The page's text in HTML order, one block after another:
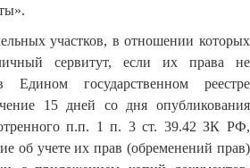
участков, в отношении которых
сервитут, если их права не
Едином государственном реестре
15 дней со дня опубликования
п.п. 1 п. 3 ст. 39.42 ЗК РФ,
об учете их прав (обременений прав)